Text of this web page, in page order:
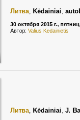
Литва, Kėdainiai,
30 октября 2015 г.,
Автор: Valius Kedainietis
Литва, Kėdainiai, J.